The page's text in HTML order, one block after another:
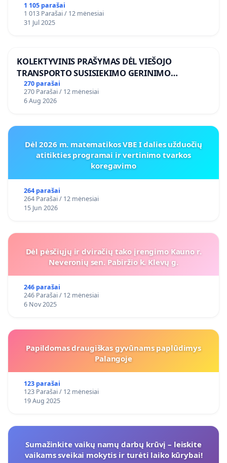
1 105 parašai
1 013 Parašai / 12 mėnesiai
31 Jul 2025
KOLEKTYVINIS PRAŠYMAS DĖL VIEŠOJO
TRANSPORTO SUSISIEKIMO GERINIMO
VOSYLIUKŲ KAIME
270 parašai
270 Parašai / 12 mėnesiai
6 Aug 2026
Dėl 2026 m. matematikos VBE I dalies užduočių
atitikties programai ir vertinimo tvarkos
koregavimo
264 parašai
264 Parašai / 12 mėnesiai
15 Jun 2026
Dėl pėsčiųjų ir dviračių tako įrengimo Kauno r.
Neveronių sen. Pabiržio k. Klevų g.
246 parašai
246 Parašai / 12 mėnesiai
6 Nov 2025
Papildomas draugiškas gyvūnams paplūdimys
Palangoje
123 parašai
123 Parašai / 12 mėnesiai
19 Aug 2025
Sumažinkite vaikų namų darbų krūvį – leiskite
vaikams sveikai mokytis ir turėti laiko kūrybai!